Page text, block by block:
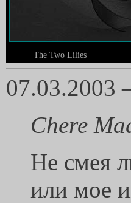
The Two Lilies
07.03.2003
Chere
Не смея
или мое